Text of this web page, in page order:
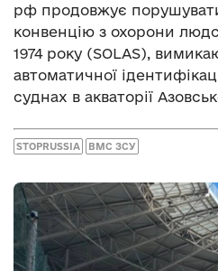
рф продовжує
конвенцію з охорони
1974 року (SOLAS),
автоматичної
суднах в акваторії
STOPRUSSIA ВМС ЗСУ